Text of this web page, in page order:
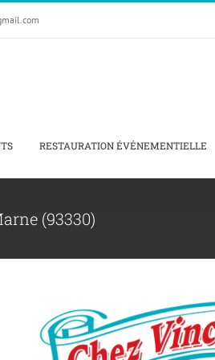
RESTAURATION ÉVÉNEMENTIELLE
(93330)